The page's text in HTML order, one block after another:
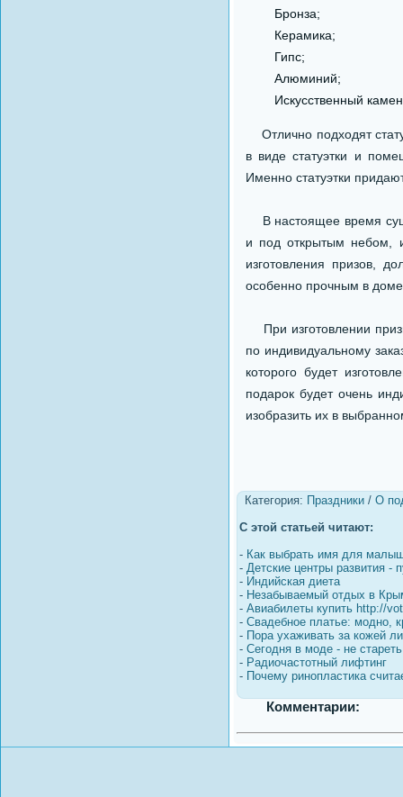
Бронза;
Керамика;
Гипс;
Алюминий;
Искусственный
Отлично подходят
в виде статуэтки и
Именно статуэтки
В настоящее время
и под открытым небом,
изготовления призов,
особенно прочным в
При изготовлении
по индивидуальному
которого будет
подарок будет очень
изобразить их в
Категория: Праздники / О
С этой статьей читают:
- Как выбрать имя для
- Детские центры развития -
- Индийская диета
- Незабываемый отдых в
- Авиабилеты купить http://
- Свадебное платье: модно,
- Пора ухаживать за кожей
- Сегодня в моде - не стареть
- Радиочастотный лифтинг
- Почему ринопластика
Комментарии: